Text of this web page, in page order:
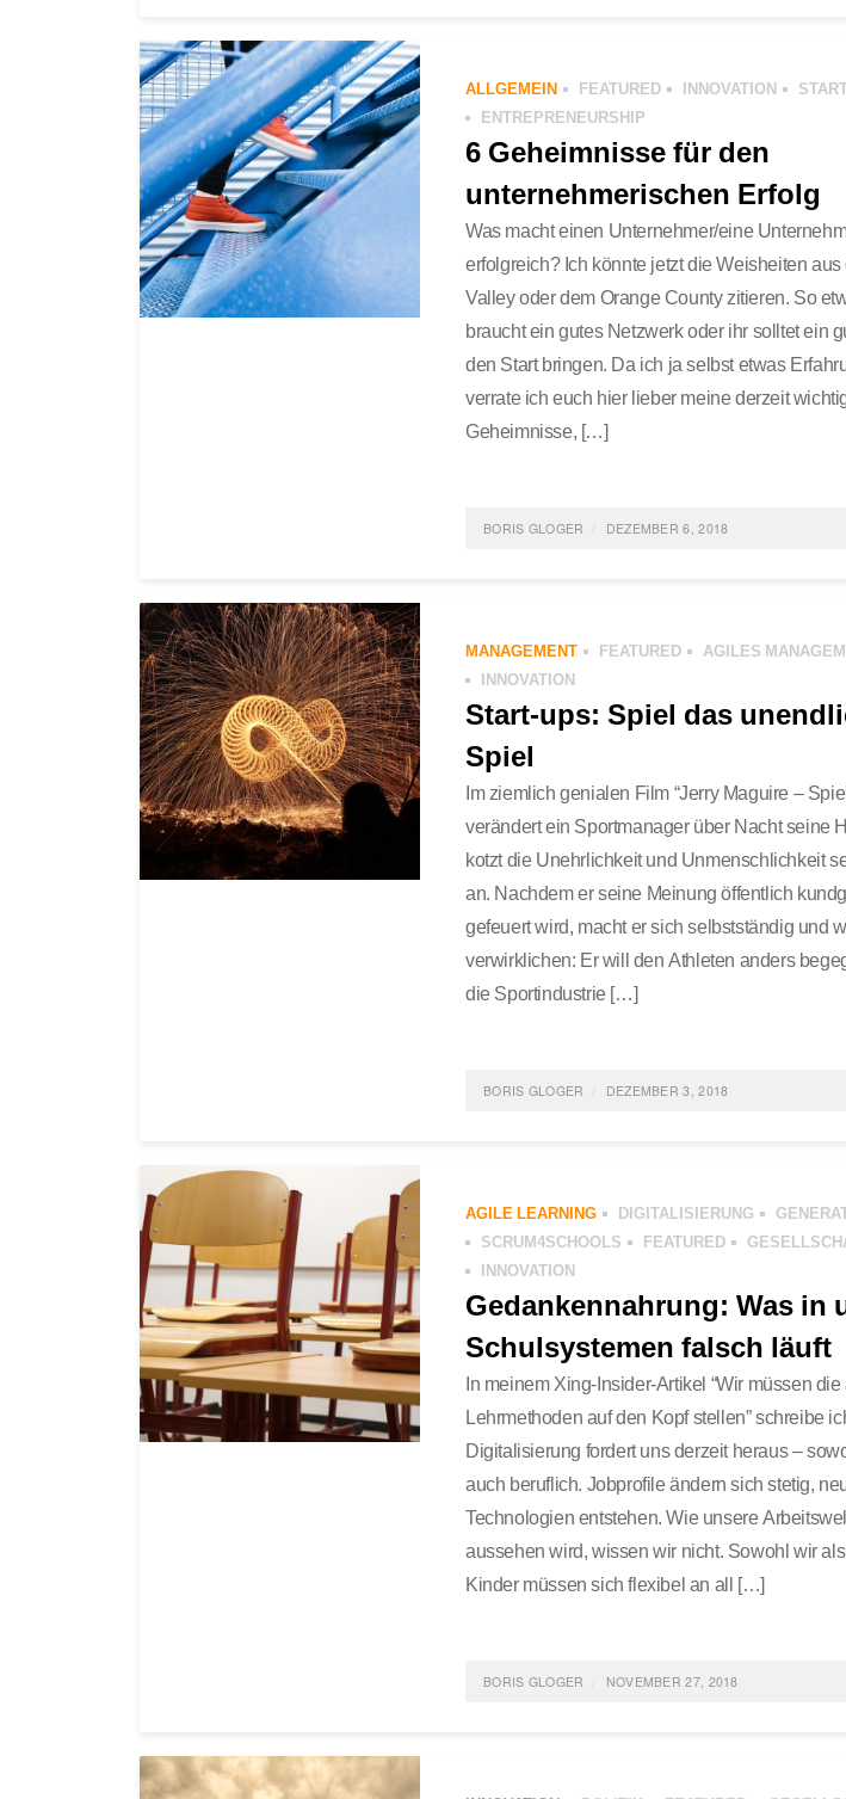
COMMENTS
ALLGEMEIN FEATURED INNOVATION
ENTREPRENEURSHIP
6 Geheimnisse für den
unternehmerischen Erfolg
Was macht einen Unternehmer/eine
erfolgreich? Ich könnte jetzt die Weisheiten
Valley oder dem Orange County zitieren. So
braucht ein gutes Netzwerk oder ihr solltet ein
den Start bringen. Da ich ja selbst etwas
verrate ich euch hier lieber meine derzeit
Geheimnisse, […]
BORIS GLOGER DEZEMBER 6, 2018
UP0 COMMENTS
MANAGEMENT FEATURED
AGILES
INNOVATION
Start-ups: Spiel das
Spiel
Im ziemlich genialen Film “Jerry Maguire –
verändert ein Sportmanager über Nacht seine
kotzt die Unehrlichkeit und Unmenschlichkeit
an. Nachdem er seine Meinung öffentlich
gefeuert wird, macht er sich selbstständig und
verwirklichen: Er will den Athleten anders
die Sportindustrie […]
BORIS GLOGER DEZEMBER 3, 2018
AGILE LEARNING DIGITALISIERUNG
SCRUM4SCHOOLS
FEATURED
INNOVATION
Gedankennahrung: Was in
Schulsystemen falsch läuft
In meinem Xing-Insider-Artikel “Wir müssen
Lehrmethoden auf den Kopf stellen” schreibe
Digitalisierung fordert uns derzeit heraus –
auch beruflich. Jobprofile ändern sich stetig,
Technologien entstehen. Wie unsere
aussehen wird, wissen wir nicht. Sowohl wir
Kinder müssen sich flexibel an all […]
BORIS GLOGER NOVEMBER 27, 2018